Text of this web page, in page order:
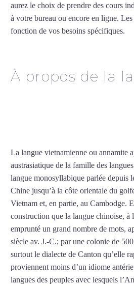
aurez le choix de prendre des cours
à votre bureau ou encore en ligne.
fonction de vos besoins spécifiques.
À propos de la
La langue vietnamienne ou annamite
austrasiatique de la famille des
langue monosyllabique parlée depuis
Chine jusqu’à la côte orientale du
Vietnam et, en partie, au Cambodge.
construction que la langue chinoise, à
emprunté un grand nombre de mots,
siècle av. J.-C.; par une colonie de
surtout le dialecte de Canton qu’elle
proviennent moins d’un idiome
langues des peuples avec lesquels